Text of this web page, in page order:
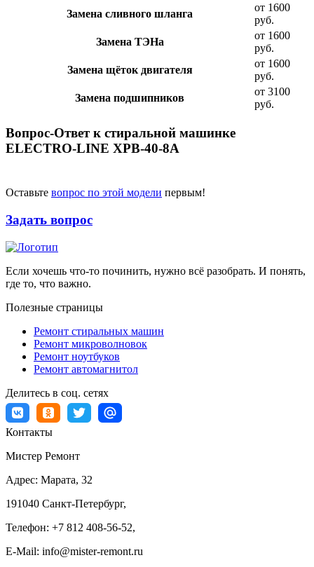
Замена сливного шланга
от 1600
руб.
Замена ТЭНа
от 1600
руб.
Замена щёток двигателя
от 1600
руб.
Замена подшипников
от 3100
руб.
Вопрос-Ответ к стиральной машинке
ELECTRO-LINE XPB-40-8A
Оставьте вопрос по этой модели первым!
Задать вопрос
Если хочешь что-то починить, нужно всё разобрать. И понять,
где то, что важно.
Полезные страницы
Ремонт стиральных машин
Ремонт микроволновок
Ремонт ноутбуков
Ремонт автомагнитол
Делитесь в соц. сетях
Контакты
Мистер Ремонт
Адрес: Марата, 32
191040 Санкт-Петербург,
Телефон: +7 812 408-56-52,
E-Mail: info@mister-remont.ru